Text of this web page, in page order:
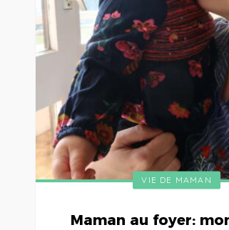
VIE DE MAMAN
Maman au foyer: